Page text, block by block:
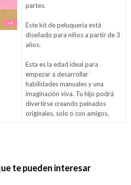
partes.
Este kit de peluquería está
diseñado para niños a partir de 3
años.
Esta es la edad ideal para
empezar a desarrollar
habilidades manuales y una
imaginación viva. Tu hijo podrá
divertirse creando peinados
originales, solo o con amigos.
te pueden interesar